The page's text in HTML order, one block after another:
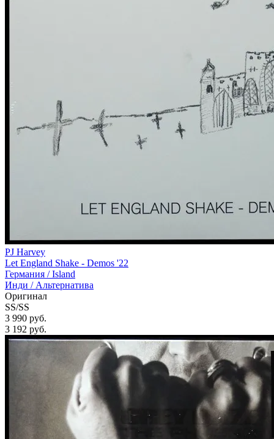
PJ Harvey
Let England Shake - Demos '22
Германия /Island
Инди / Альтернатива
Оригинал
SS/SS
3 990 руб.
3 192 руб.